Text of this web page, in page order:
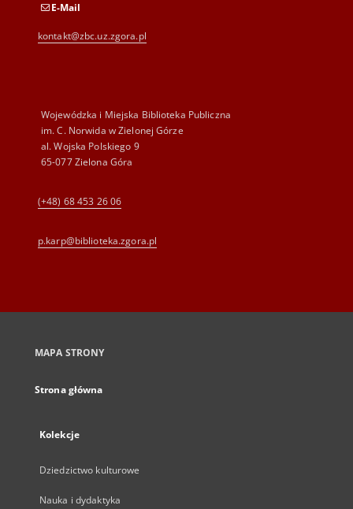
E-Mail
kontakt@zbc.uz.zgora.pl
Wojewódzka i Miejska Biblioteka Publiczna
im. C. Norwida w Zielonej Górze
al. Wojska Polskiego 9
65-077 Zielona Góra
(+48) 68 453 26 06
p.karp@biblioteka.zgora.pl
MAPA STRONY
Strona główna
Kolekcje
Dziedzictwo kulturowe
Nauka i dydaktyka